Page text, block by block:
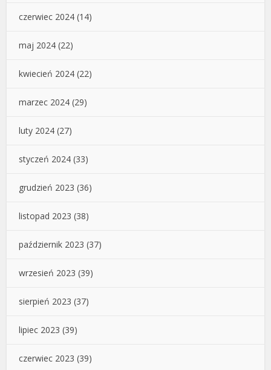
czerwiec 2024 (14)
maj 2024 (22)
kwiecień 2024 (22)
marzec 2024 (29)
luty 2024 (27)
styczeń 2024 (33)
grudzień 2023 (36)
listopad 2023 (38)
październik 2023 (37)
wrzesień 2023 (39)
sierpień 2023 (37)
lipiec 2023 (39)
czerwiec 2023 (39)